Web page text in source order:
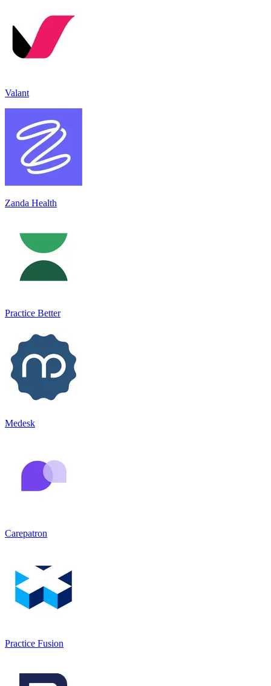
Valant
Zanda Health
Practice Better
Medesk
Carepatron
Practice Fusion